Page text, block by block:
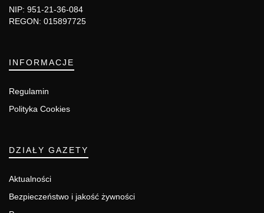
NIP: 951-21-36-084
REGON: 015897725
INFORMACJE
Regulamin
Polityka Cookies
DZIAŁY GAZETY
Aktualności
Bezpieczeństwo i jakość żywności